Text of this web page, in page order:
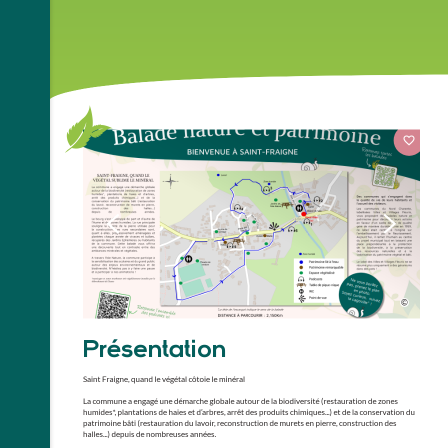
Présentation
Saint Fraigne, quand le végétal côtoie le minéral
La commune a engagé une démarche globale autour de la biodiversité (restauration de zones
humides*, plantations de haies et d’arbres, arrêt des produits chimiques...) et de la conservation du
patrimoine bâti (restauration du lavoir, reconstruction de murets en pierre, construction des
halles...) depuis de nombreuses années.